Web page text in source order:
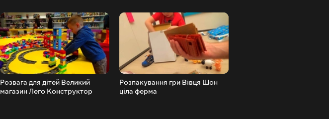
Розвага для дітей Великий
магазин Лего Конструктор
Розпакування гри Вівця Шон
ціла ферма